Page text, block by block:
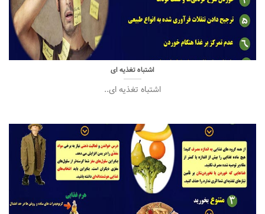
اشتباه تغذیه ای
اشتباه تغذیه ای..